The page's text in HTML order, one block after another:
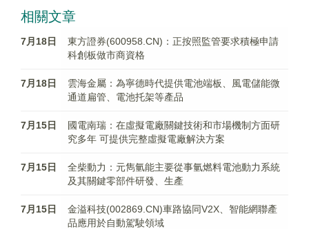
相關文章
7月18日
東方證券(600958.CN)：正按照監管要求積極申請
科創板做市商資格
7月18日
雲海金屬：為寧德時代提供電池端板、風電儲能微
通道扁管、電池托架等產品
7月15日
國電南瑞：在虛擬電廠關鍵技術和市場機制方面研
究多年 可提供完整虛擬電廠解決方案
7月15日
全柴動力：元雋氫能主要從事氫燃料電池動力系統
及其關鍵零部件研發、生產
7月15日
金溢科技(002869.CN)車路協同V2X、智能網聯產
品應用於自動駕駛領域